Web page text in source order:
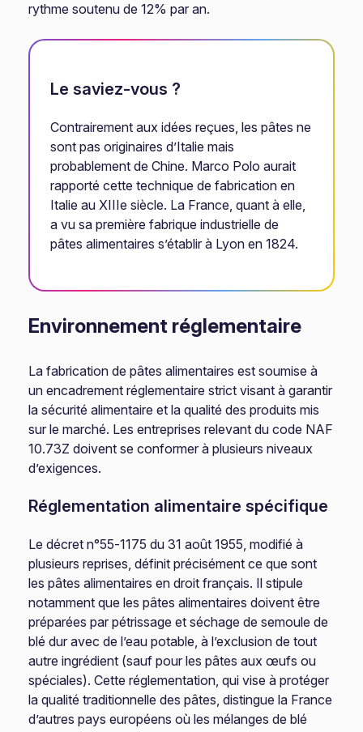
rythme soutenu de 12% par an.
Le saviez-vous ?
Contrairement aux idées reçues, les pâtes ne
sont pas originaires d’Italie mais
probablement de Chine. Marco Polo aurait
rapporté cette technique de fabrication en
Italie au XIIIe siècle. La France, quant à elle,
a vu sa première fabrique industrielle de
pâtes alimentaires s’établir à Lyon en 1824.
Environnement réglementaire
La fabrication de pâtes alimentaires est soumise à
un encadrement réglementaire strict visant à garantir
la sécurité alimentaire et la qualité des produits mis
sur le marché. Les entreprises relevant du code NAF
10.73Z doivent se conformer à plusieurs niveaux
d’exigences.
Réglementation alimentaire spécifique
Le décret n°55-1175 du 31 août 1955, modifié à
plusieurs reprises, définit précisément ce que sont
les pâtes alimentaires en droit français. Il stipule
notamment que les pâtes alimentaires doivent être
préparées par pétrissage et séchage de semoule de
blé dur avec de l’eau potable, à l’exclusion de tout
autre ingrédient (sauf pour les pâtes aux œufs ou
spéciales). Cette réglementation, qui vise à protéger
la qualité traditionnelle des pâtes, distingue la France
d’autres pays européens où les mélanges de blé